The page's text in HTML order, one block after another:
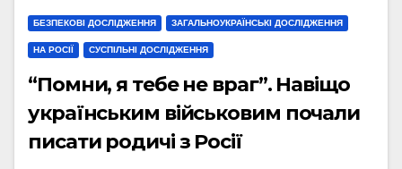
БЕЗПЕКОВІ ДОСЛІДЖЕННЯ ЗАГАЛЬНОУКРАЇНСЬКІ ДОСЛІДЖЕННЯ
НА РОСІЇ СУСПІЛЬНІ ДОСЛІДЖЕННЯ
“Помни, я тебе не враг”. Навіщо
українським військовим почали
писати родичі з Росії